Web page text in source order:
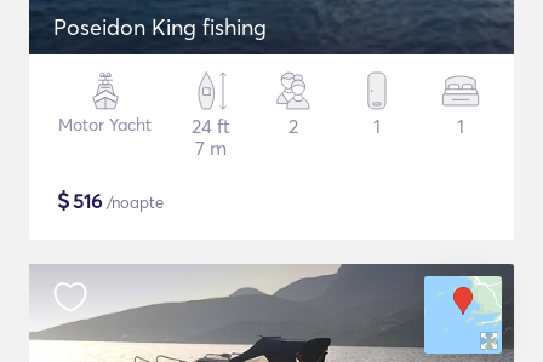
Poseidon King fishing
Motor Yacht
24 ft
7 m
2 1 1
$516 /noapte